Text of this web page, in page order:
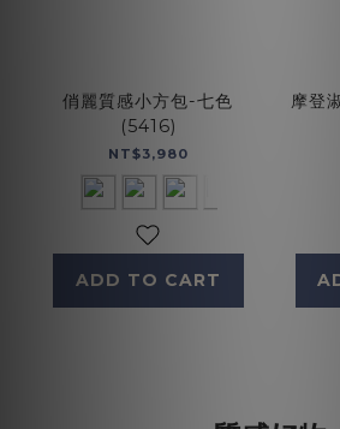
俏麗質感小方包-七色
(5416)
NT$3,980
ADD TO CART
摩登